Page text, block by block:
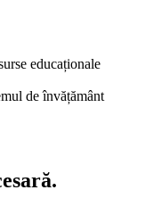
educaționale
de învățământ